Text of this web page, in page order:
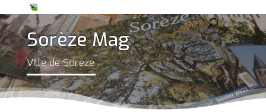
Sorèze Mag
Ville de Sorèze